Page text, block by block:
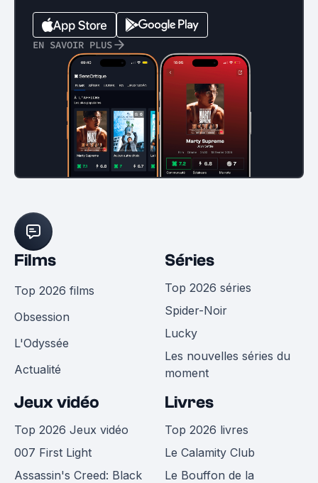
EN SAVOIR PLUS
Films
Top 2026 films
Obsession
L'Odyssée
Actualité
Séries
Top 2026 séries
Spider-Noir
Lucky
Les nouvelles séries du
moment
Jeux vidéo
Top 2026 Jeux vidéo
007 First Light
Assassin's Creed: Black
Livres
Top 2026 livres
Le Calamity Club
Le Bouffon de la